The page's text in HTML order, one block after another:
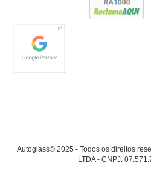
Autoglass© 2025 - Todos os direitos
LTDA - CNPJ: